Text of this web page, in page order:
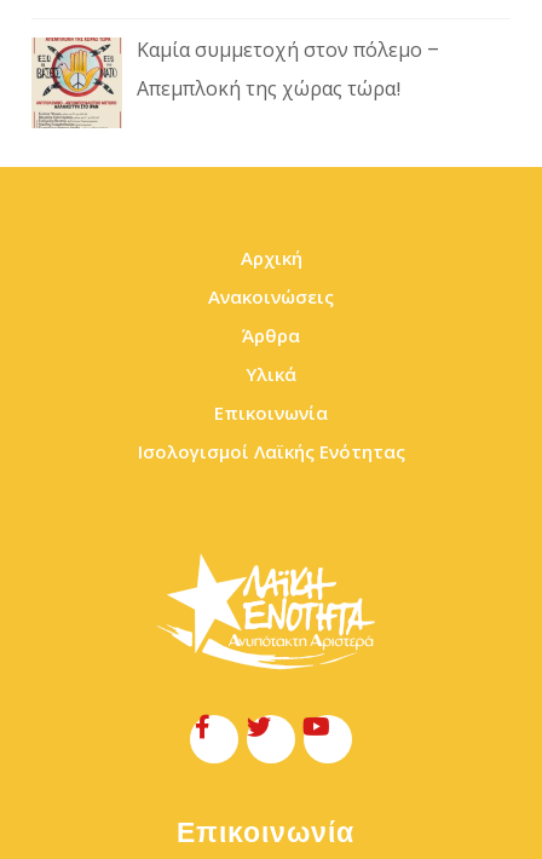
Καμία συμμετοχή στον πόλεμο –
Απεμπλοκή της χώρας τώρα!
Αρχική
Ανακοινώσεις
Άρθρα
Υλικά
Επικοινωνία
Ισολογισμοί Λαϊκής Ενότητας
Επικοινωνία